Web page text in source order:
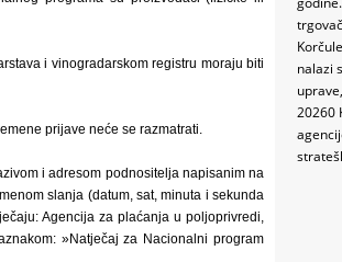
i vinogradarskom registru moraju biti
prijave neće se razmatrati.
i adresom podnositelja napisanim na
slanja (datum, sat, minuta i sekunda
Agencija za plaćanja u poljoprivredi,
»Natječaj za Nacionalni program
nalazi
20260